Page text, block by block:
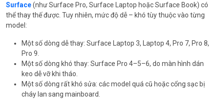
Surface(như Surface Pro, Surface Laptop hoặc Surface Book) có
thể thay thế được. Tuy nhiên, mức độ dễ – khó tùy thuộc vào từng
model:
Một số dòng dễ thay: Surface Laptop 3, Laptop 4, Pro 7, Pro 8,
Pro 9.
Một số dòng khó thay: Surface Pro 4–5–6, do màn hình dán
keo dễ vỡ khi tháo.
Một số dòng rất khó sửa: các model quá cũ hoặc cổng sạc bị
cháy lan sang mainboard.